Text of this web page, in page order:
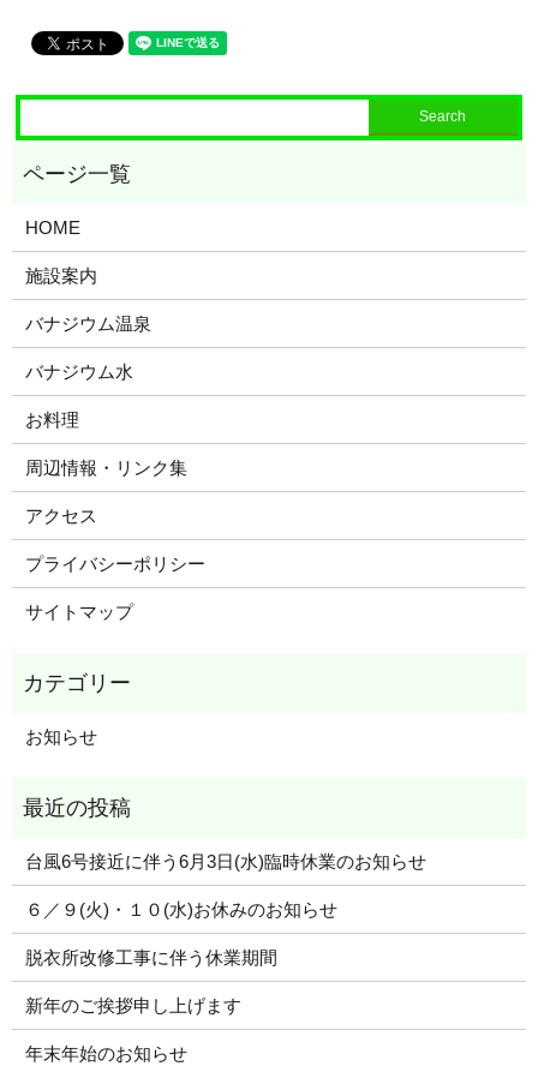
HOME
施設案内
バナジウム温泉
バナジウム水
お料理
周辺情報・リンク集
アクセス
プライバシーポリシー
サイトマップ
お知らせ
台風6号接近に伴う6月3日(水)臨時休業のお知らせ
６／９(火)・１０(水)お休みのお知らせ
脱衣所改修工事に伴う休業期間
新年のご挨拶申し上げます
年末年始のお知らせ